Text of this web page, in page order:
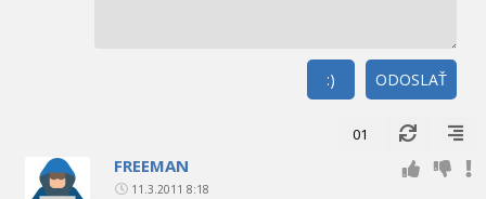
ODOSLAŤ
:)
01
FREEMAN
11.3.2011 8:18